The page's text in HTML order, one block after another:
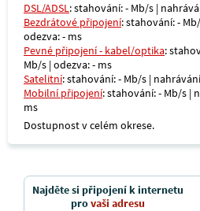
DSL/ADSL: stahování: - Mb/s |
Bezdrátové připojení: stahování: -
odezva: - ms
Pevné připojení - kabel/optika:
Mb/s | odezva: - ms
Satelitní: stahování: - Mb/s |
Mobilní připojení: stahování: - Mb/s |
ms
Dostupnost v celém okrese.
Najděte si připojení k internetu
provaši adresu